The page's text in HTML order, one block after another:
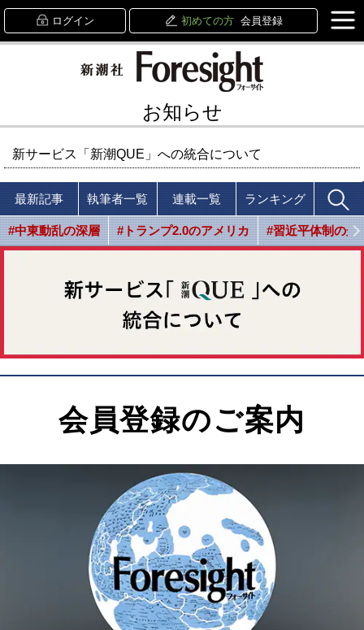
ログイン 初めての方 会員登録
お知らせ
新サービス「新潮QUE」への統合について
最新記事 執筆者一覧 連載一覧 ランキング
#中東動乱の深層 #トランプ2.0のアメリカ #習近平体制の光
会員登録のご案内